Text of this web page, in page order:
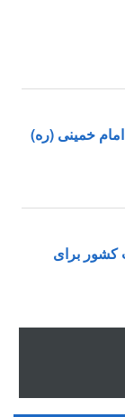
خمینی (ره)
کشور برای